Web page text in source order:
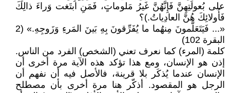
على بُعولَتِهِنَّ فَإِنَّهُنَّ غَيرُ مَلوماتٍ، فَمَنِ ابتَغت وَراءَ ذالِكَ
فَأُولائِكَ هُنَّ العادِياتُ.)؟
«... فَيَتَعَلَّمونَ مِنهُما ما يُفَرِّقونَ بِهِ بَينَ المَرءِ وَزَوجِهِ.» (2
البقرة 102)
كلمة (المرء) كما نعرف تعني (الشخص) الفرد من الناس.
إذن هو الإنسان، ومع هذا تؤكد هذه الآية مرة أخرى أن
الإنسان عندما يُذكَر بلا قرينة، فالأصل فيه أن نفهم أن
الرجل هو المقصود. أذكّر هنا مرة أخرى بأن مصطلح